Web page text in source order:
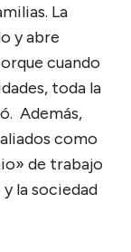
La
y abre
cuando
toda la
Además,
como
de trabajo
la sociedad